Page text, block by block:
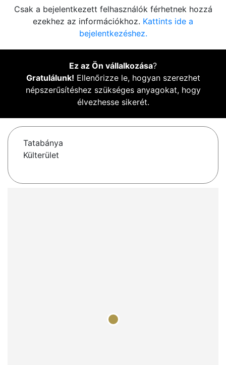
Csak a bejelentkezett felhasználók férhetnek hozzá
ezekhez az információkhoz. Kattints ide a
bejelentkezéshez.
Ez az Ön vállalkozása?
Gratulálunk! Ellenőrizze le, hogyan szerezhet
népszerűsítéshez szükséges anyagokat, hogy
élvezhesse sikerét.
Tatabánya
Külterület